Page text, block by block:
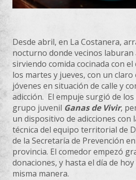
Desde abril, en La Costanera,
nocturno donde vecinos laburan
sirviendo comida cocinada con
los martes y jueves, con un
jóvenes en situación de calle y
adicción. El empuje surgió de
grupo juvenil Ganas de Vivir,
un dispositivo de adicciones con
técnica del equipo territorial de
de la Secretaría de Prevención
provincia. El comedor empezó
donaciones, y hasta el día de
misma manera.